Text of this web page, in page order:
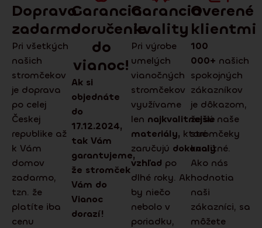
Doprava
zadarmo
Pri všetkých
našich
stromčekov
je doprava
po celej
Českej
republike až
k Vám
domov
zadarmo,
tzn. že
platíte iba
cenu
Garancia
doručenie
do
vianoc!
Ak si
objednáte
do
17.12.2024,
tak Vám
garantujeme,
že stromček
Vám do
Vianoc
dorazí!
Garancia
kvality
Pri výrobe
umelých
vianočných
stromčekov
využívame
len najkvalitnejšie
materiály, ktoré
zaručujú dokonalý
vzhľad po
dlhé roky. Ak
by niečo
nebolo v
poriadku,
Overené
klientmi
100
000+ našich
spokojných
zákazníkov
je dôkazom,
že sú naše
stromčeky
kvalitné.
Ako nás
hodnotia
naši
zákazníci, sa
môžete